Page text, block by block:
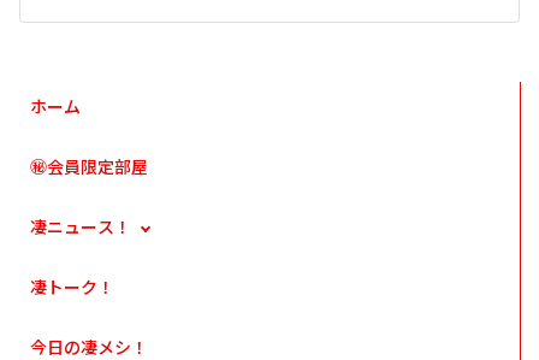
ホーム
㊙会員限定部屋
凄ニュース！
凄トーク！
今日の凄メシ！